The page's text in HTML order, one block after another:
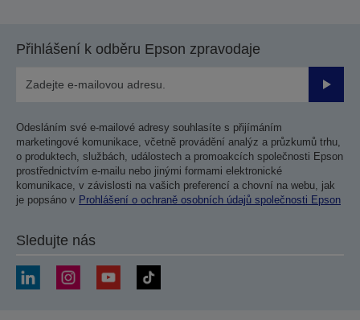
Přihlášení k odběru Epson zpravodaje
Odesláním své e-mailové adresy souhlasíte s přijímáním
marketingové komunikace, včetně provádění analýz a průzkumů trhu,
o produktech, službách, událostech a promoakcích společnosti Epson
prostřednictvím e-mailu nebo jinými formami elektronické
komunikace, v závislosti na vašich preferencí a chovní na webu, jak
je popsáno v Prohlášení o ochraně osobních údajů společnosti Epson
Sledujte nás